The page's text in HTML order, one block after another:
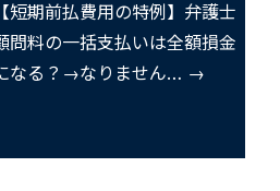
【短期前払費用の特例】弁護士
問料の一括支払いは全額損金
なる？→なりません… →